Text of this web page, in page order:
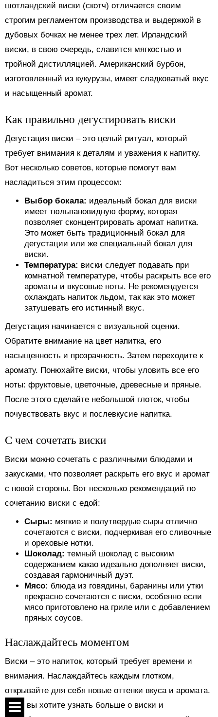
шотландский виски (скотч) отличается своим
строгим регламентом производства и выдержкой в
дубовых бочках не менее трех лет. Ирландский
виски, в свою очередь, славится мягкостью и
тройной дистилляцией. Американский бурбон,
изготовленный из кукурузы, имеет сладковатый вкус
и насыщенный аромат.
Как правильно дегустировать виски
Дегустация виски – это целый ритуал, который
требует внимания к деталям и уважения к напитку.
Вот несколько советов, которые помогут вам
насладиться этим процессом:
Выбор бокала: идеальный бокал для виски
имеет тюльпановидную форму, которая
позволяет сконцентрировать аромат напитка.
Это может быть традиционный бокал для
дегустации или же специальный бокал для
виски.
Температура: виски следует подавать при
комнатной температуре, чтобы раскрыть все его
ароматы и вкусовые ноты. Не рекомендуется
охлаждать напиток льдом, так как это может
затушевать его истинный вкус.
Дегустация начинается с визуальной оценки.
Обратите внимание на цвет напитка, его
насыщенность и прозрачность. Затем переходите к
аромату. Понюхайте виски, чтобы уловить все его
ноты: фруктовые, цветочные, древесные и пряные.
После этого сделайте небольшой глоток, чтобы
почувствовать вкус и послевкусие напитка.
С чем сочетать виски
Виски можно сочетать с различными блюдами и
закусками, что позволяет раскрыть его вкус и аромат
с новой стороны. Вот несколько рекомендаций по
сочетанию виски с едой:
Сыры: мягкие и полутвердые сыры отлично
сочетаются с виски, подчеркивая его сливочные
и ореховые нотки.
Шоколад: темный шоколад с высоким
содержанием какао идеально дополняет виски,
создавая гармоничный дуэт.
Мясо: блюда из говядины, баранины или утки
прекрасно сочетаются с виски, особенно если
мясо приготовлено на гриле или с добавлением
пряных соусов.
Наслаждайтесь моментом
Виски – это напиток, который требует времени и
внимания. Наслаждайтесь каждым глотком,
открывайте для себя новые оттенки вкуса и аромата.
Если вы хотите узнать больше о виски и